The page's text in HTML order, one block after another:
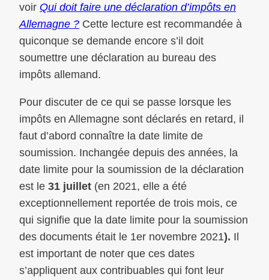
voir Qui doit faire une déclaration d’impôts en
Allemagne ? Cette lecture est recommandée à
quiconque se demande encore s’il doit
soumettre une déclaration au bureau des
impôts allemand.
Pour discuter de ce qui se passe lorsque les
impôts en Allemagne sont déclarés en retard, il
faut d’abord connaître la date limite de
soumission. Inchangée depuis des années, la
date limite pour la soumission de la déclaration
est le 31 juillet (en 2021, elle a été
exceptionnellement reportée de trois mois, ce
qui signifie que la date limite pour la soumission
des documents était le 1er novembre 2021). Il
est important de noter que ces dates
s’appliquent aux contribuables qui font leur